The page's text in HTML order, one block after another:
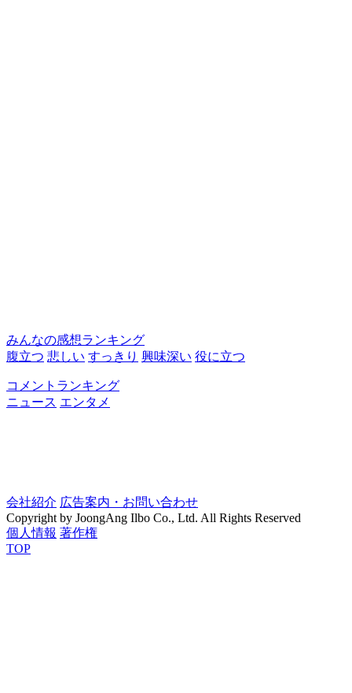
みんなの感想ランキング
腹立つ 悲しい すっきり 興味深い 役に立つ
コメントランキング
ニュース エンタメ
会社紹介 広告案内・お問い合わせ
Copyright by JoongAng Ilbo Co., Ltd. All Rights Reserved
個人情報 著作権
TOP